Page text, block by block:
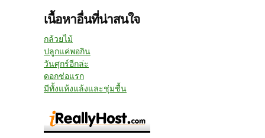
เนื้อหาอื่นที่น่าสนใจ
กล้วยไม้
ปลูกแค่พอกิน
วันศุกร์อีกล่ะ
ดอกช่อแรก
มีทั้งแห้งแล้งและชุ่มชื้น